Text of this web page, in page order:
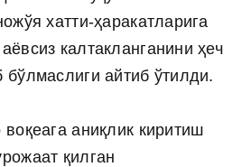
хатти-ҳаракатларига
калтакланганини ҳеч
бўлмаслиги айтиб ўтилди.
аниқлик киритиш
қилган